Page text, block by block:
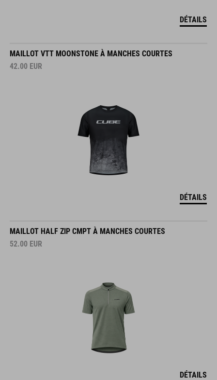
DÉTAILS
MAILLOT VTT MOONSTONE À MANCHES COURTES
42.00 EUR
DÉTAILS
MAILLOT HALF ZIP CMPT À MANCHES COURTES
52.00 EUR
DÉTAILS